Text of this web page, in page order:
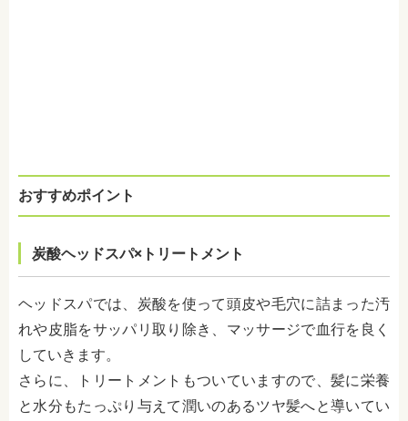
おすすめポイント
炭酸ヘッドスパ×トリートメント
ヘッドスパでは、炭酸を使って頭皮や毛穴に詰まった汚
れや皮脂をサッパリ取り除き、マッサージで血行を良く
していきます。
さらに、トリートメントもついていますので、髪に栄養
と水分もたっぷり与えて潤いのあるツヤ髪へと導いてい